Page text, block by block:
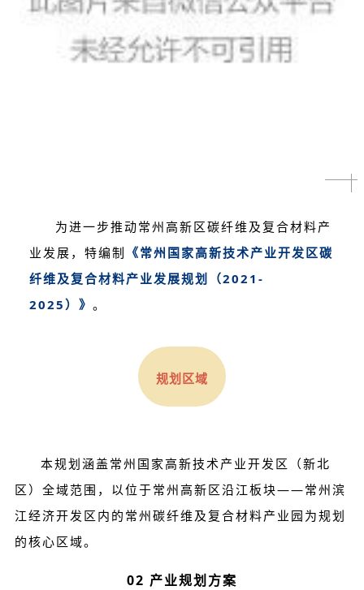
为进一步推动常州高新区碳纤维及复合材料产
业发展，特编制 《常州国家高新技术产业开发区碳
纤维及复合材料产业发展规划（2021-
2025）》 。
规划区域
本规划涵盖常州国家高新技术产业开发区（新北
区）全域范围，以位于常州高新区沿江板块——常州滨
江经济开发区内的常州碳纤维及复合材料产业园为规划
的核心区域。
02 产业规划方案